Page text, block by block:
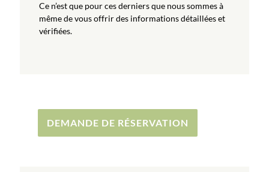
Ce n’est que pour ces derniers que nous sommes à
même de vous offrir des informations détaillées et
vérifiées.
DEMANDE DE RÉSERVATION